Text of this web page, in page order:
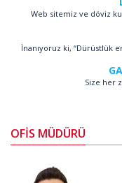
Web sitemiz ve döviz
İnanıyoruz ki, “Dürüstlük
Size her
OFİS MÜDÜRÜ